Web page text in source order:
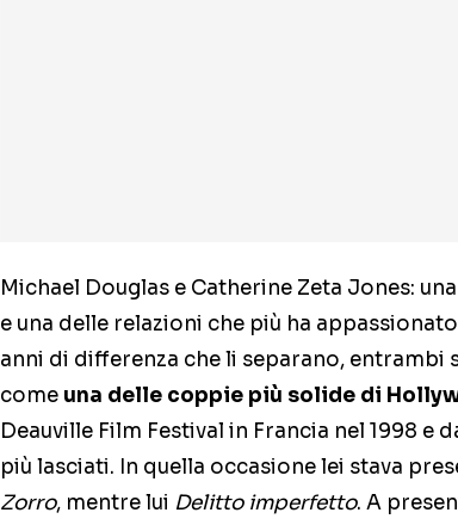
Michael Douglas e Catherine Zeta Jones:
e una delle relazioni che più ha
anni di differenza che li separano, entrambi
come una delle coppie più solide di
Deauville Film Festival in Francia nel 1998 e
più lasciati. In quella occasione lei stava
Zorro, mentre lui Delitto imperfetto. A